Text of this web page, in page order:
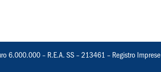
6.000.000 – R.E.A. SS – 213461 – Registro Imprese